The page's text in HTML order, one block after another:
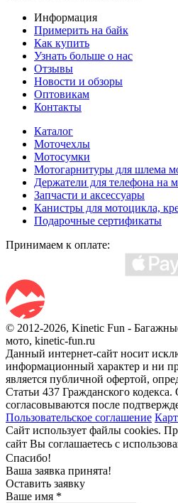
Информация
Примерить на байк
Как купить
Узнать больше о нас
Отзывы
Новости и обзоры
Оптовикам
Контакты
Каталог
Моточехлы
Мотосумки
Мотогарнитуры для шлема
Держатели для телефона на
Запчасти и аксессуары
Канистры для мотоцикла,
Подарочные сертификаты
Принимаем к оплате:
© 2012-2026, Kinetic Fun -
мото, kinetic-fun.ru
Данный интернет-сайт носит
информационный характер и ни
является публичной офертой,
Статьи 437 Гражданского кодекса.
согласовываются после
Пользовательское соглашение
Сайт использует файлы cookies.
сайт Вы соглашаетесь с
Спасибо!
Ваша заявка принята!
Оставить заявку
Ваше имя *